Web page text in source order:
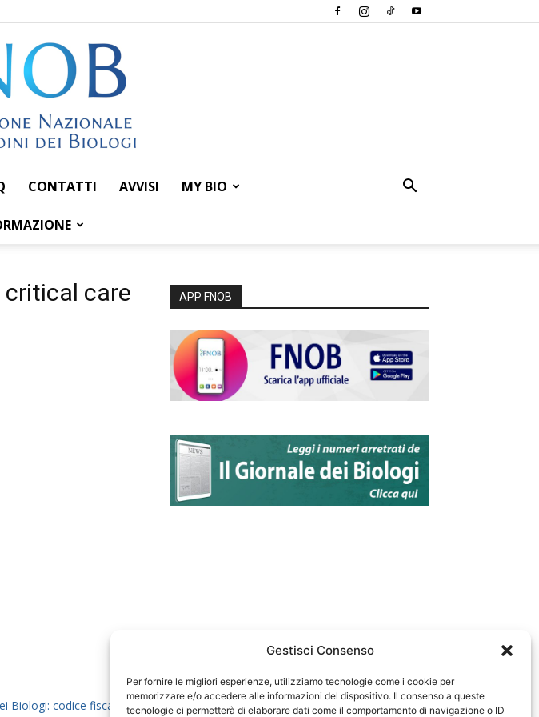
Gestisci Consenso
Per fornire le migliori esperienze, utilizziamo tecnologie come i cookie per
memorizzare e/o accedere alle informazioni del dispositivo. Il consenso a queste
tecnologie ci permetterà di elaborare dati come il comportamento di navigazione o ID
Federazione
CONTATTI AVVISI MY BIO
critical care
APP FNOB
Biologi: codice fiscale 80069130583